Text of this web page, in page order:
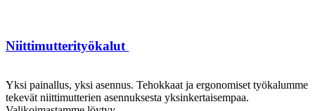
Niittimutterityökalut
Yksi painallus, yksi asennus. Tehokkaat ja ergonomiset työkalumme
tekevät niittimutterien asennuksesta yksinkertaisempaa.